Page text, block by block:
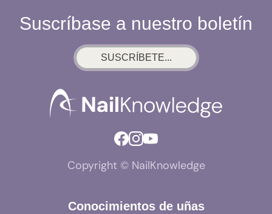
Suscríbase a nuestro boletín
SUSCRÍBETE...
Copyright © NailKnowledge
Conocimientos de uñas